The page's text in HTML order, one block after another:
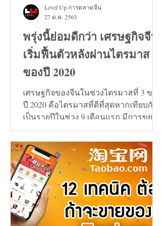
พรุ่งนี้ย่อมดีกว่า เศรษฐกิจจีน
เริ่มฟื้นตัวหลังผ่านไตรมาส 3
ของปี 2020
เศรษฐกิจของจีนในช่วงไตรมาสที่ 3 ของ
ปี 2020 คือไตรมาสที่ดีที่สุดหากเทียบกัน
เป็นรายปีในช่วง 9 เดือนแรก มีการขยาย
ตัวเพิ่มขึ้น 0.7%
Level Up การตลาดจีน
27 ต.ค. 2563